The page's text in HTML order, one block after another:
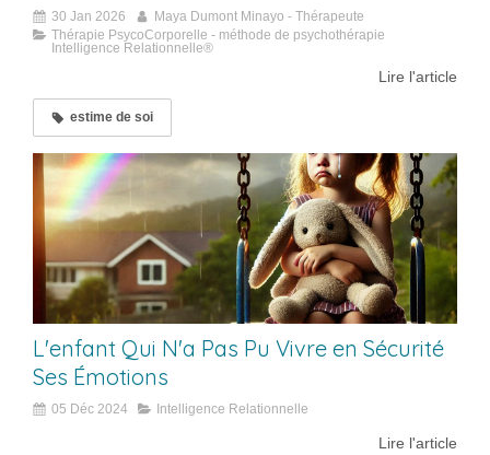
30 Jan 2026
Maya Dumont Minayo - Thérapeute
Thérapie PsycoCorporelle - méthode de psychothérapie
Intelligence Relationnelle®
Lire l'article
estime de soi
L'enfant Qui N'a Pas Pu Vivre en Sécurité
Ses Émotions
05 Déc 2024 Intelligence Relationnelle
Lire l'article